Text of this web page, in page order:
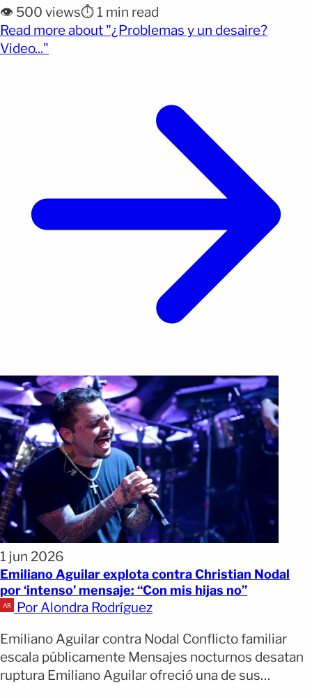
una aparición especial de Ángela Aguilar, quien
subió al escenario para interpretar junto a él el
tema “Dime cómo quieres”. El momento fue
👁️ 500 views⏱️ 1 min read
Read more about "¿Problemas y un desaire?
Video..."
1 jun 2026
Emiliano Aguilar explota contra Christian Nodal
por ‘intenso’ mensaje: “Con mis hijas no”
Por Alondra Rodríguez
Emiliano Aguilar contra Nodal Conflicto familiar
escala públicamente Mensajes nocturnos desatan
ruptura Emiliano Aguilar ofreció una de sus